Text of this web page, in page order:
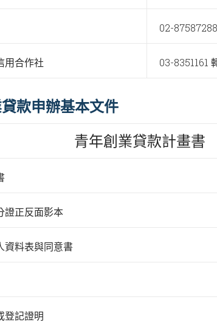
02-87587288
用合作社 03-8351161
款申辦基本文件
青年創業貸款計畫書
證正反面影本
資料表與同意書
登記證明